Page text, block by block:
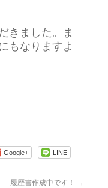
きました。ま
もなりますよ
Google+ LINE
履歴書作成中です！ →